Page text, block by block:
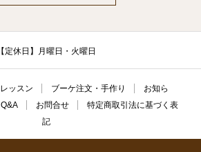
【定休日】月曜日・火曜日
レッスン ブーケ注文・手作り
お知ら
Q&A お問合せ
特定商取引法に基づく表
記